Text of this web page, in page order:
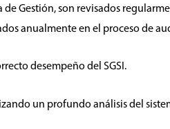
Gestión, son revisados
anualmente en el proceso de
desempeño del SGSI.
un profundo análisis del